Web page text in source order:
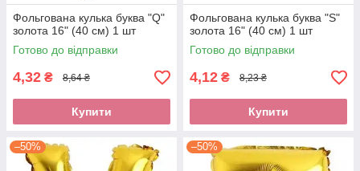
Фольгована кулька буква "Q"
золота 16" (40 см) 1 шт
Готово до відправки
4,32 ₴ 8,64 ₴
Купити
Фольгована кулька буква "S"
золота 16" (40 см) 1 шт
Готово до відправки
4,12 ₴ 8,23 ₴
Купити
–50% –50%